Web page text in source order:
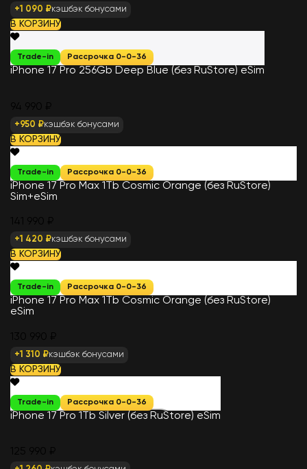
+1 090 ₽кэшбэк бонусами
В КОРЗИНУ
Trade-in Рассрочка 0-0-36
iPhone 17 Pro 256Gb Deep Blue (без RuStore) eSim
+950 ₽кэшбэк бонусами
В КОРЗИНУ
Trade-in Рассрочка 0-0-36
iPhone 17 Pro Max 1Tb Cosmic Orange (без RuStore)
Sim+eSim
+1 420 ₽кэшбэк бонусами
В КОРЗИНУ
Trade-in Рассрочка 0-0-36
iPhone 17 Pro Max 1Tb Cosmic Orange (без RuStore)
eSim
+1 310 ₽кэшбэк бонусами
В КОРЗИНУ
Trade-in Рассрочка 0-0-36
iPhone 17 Pro 1Tb Silver (без RuStore) eSim